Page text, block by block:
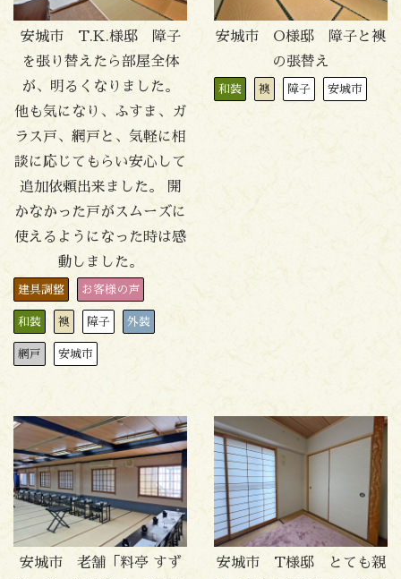
安城市 T.K.様邸 障子
を張り替えたら部屋全体
が、明るくなりました。
他も気になり、ふすま、ガ
ラス戸、網戸と、気軽に相
談に応じてもらい安心して
追加依頼出来ました。 開
かなかった戸がスムーズに
使えるようになった時は感
動しました。
建具調整 お客様の声
和装 襖 障子 外装
網戸 安城市
安城市 O様邸 障子と襖
の張替え
和装 襖 障子 安城市
安城市 老舗「料亭 すず
安城市 T様邸 とても親